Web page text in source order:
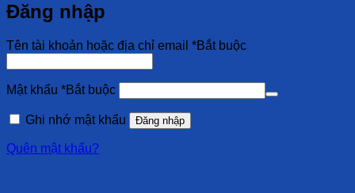
Đăng nhập
Tên tài khoản hoặc địa chỉ email *Bắt buộc
Mật khẩu *Bắt buộc
Ghi nhớ mật khẩu Đăng nhập
Quên mật khẩu?